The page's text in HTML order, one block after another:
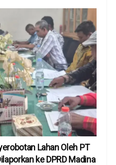
Lahan Oleh PT
ke DPRD Madina